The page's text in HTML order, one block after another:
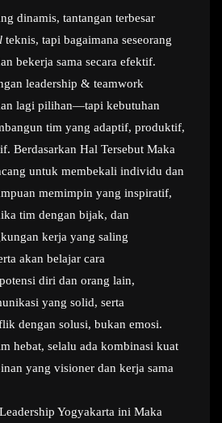
dinamis, tantangan terbesar
teknis, tapi bagaimana seseorang
bekerja sama secara efektif.
leadership & teamwork
lagi pilihan—tapi kebutuhan
tim yang adaptif, produktif,
Berdasarkan Hal Tersebut Maka
untuk membekali individu dan
memimpin yang inspiratif,
tim dengan bijak, dan
kerja yang saling
akan belajar cara
diri dan orang lain,
yang solid, serta
dengan solusi, bukan emosi.
hebat, selalu ada kombinasi kuat
yang visioner dan kerja sama
Yogyakarta ini Maka